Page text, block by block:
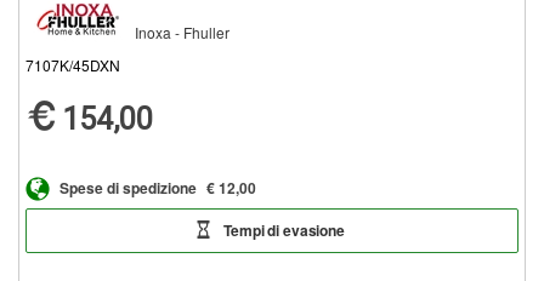
Inoxa - Fhuller
7107K/45DXN
154,00
Spese di spedizione € 12,00
Tempi di evasione